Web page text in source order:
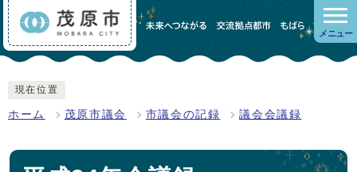
メニュー
現在位置
ホーム 茂原市議会 市議会の記録 議会会議録